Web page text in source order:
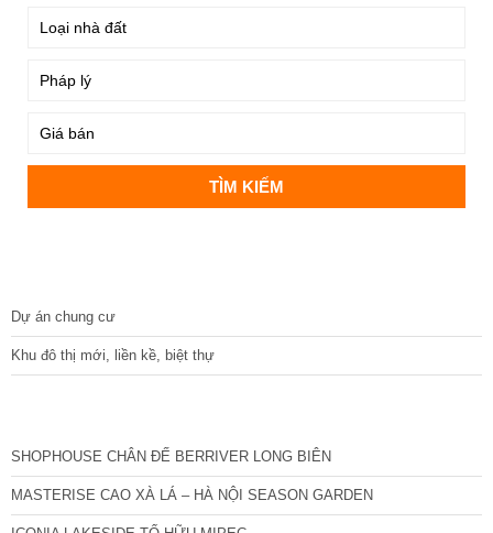
Dự án chung cư
Khu đô thị mới, liền kề, biệt thự
SHOPHOUSE CHÂN ĐẾ BERRIVER LONG BIÊN
MASTERISE CAO XÀ LÁ – HÀ NỘI SEASON GARDEN